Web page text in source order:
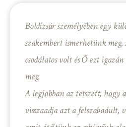
Boldizsár személyében egy
szakembert ismerhetünk
csodálatos volt és Ő ezt
meg.
A legjobban az tetszett, hogy
visszaadja azt a felszabadult,